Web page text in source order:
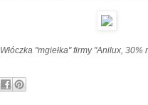
Włóczka "mgiełka" firmy "Anilux, 30%